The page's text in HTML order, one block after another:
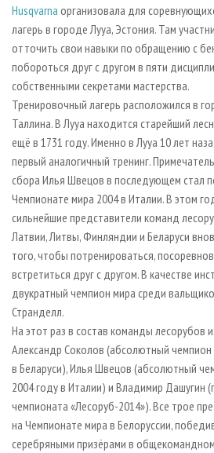
Husqvarna организовала для
лагерь в городе Лууа, Эстония. Там
отточить свои навыки по обращению с
побороться друг с другом в пяти
собственными секретами мастерства.
Тренировочный лагерь расположился в
Таллина. В Лууа находится старейший
ещё в 1731 году. Именно в Лууа 10 лет
первый аналогичный тренинг.
сбора Илья Швецов в последующем стал
Чемпионате мира 2004 в Италии. В этом
сильнейшие представители команд
Латвии, Литвы, Финляндии и Беларуси
того, чтобы потренироваться,
встретиться друг с другом. В качестве
двукратный чемпион мира среди
Странделл.
На этот раз в состав команды лесорубов
Александр Соколов (абсолютный чемпион
в Беларуси), Илья Швецов (абсолютный
2004 году в Италии) и Владимир Дашугин
чемпионата «Лесоруб-2014»). Все трое
на Чемпионате мира в Белоруссии,
серебряными призёрами в общекомандном